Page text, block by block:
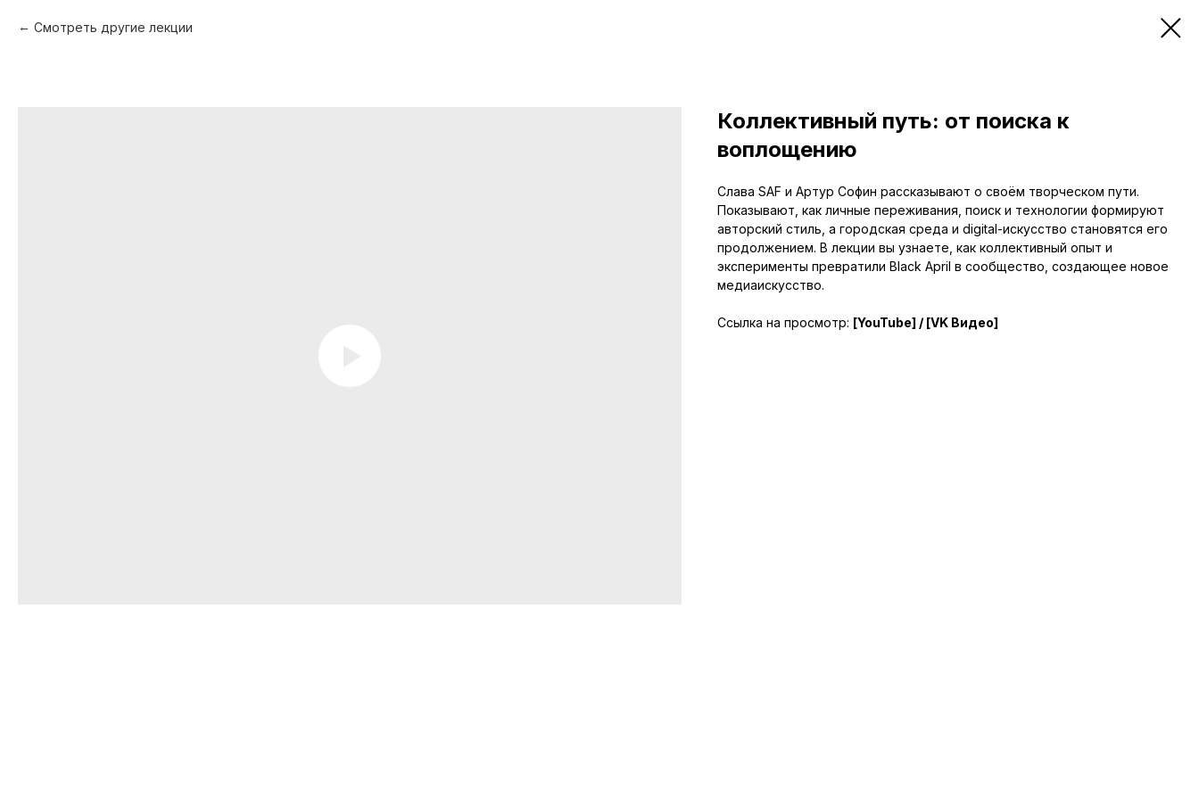
Смотреть другие лекции
Коллективный путь: от поиска к
воплощению
Слава SAF и Артур Софин рассказывают о своём творческом пути.
Показывают, как личные переживания, поиск и технологии формируют
авторский стиль, а городская среда и digital-искусство становятся его
продолжением. В лекции вы узнаете, как коллективный опыт и
эксперименты превратили Black April в сообщество, создающее новое
медиаискусство.
Ссылка на просмотр: [YouTube] / [VK Видео]